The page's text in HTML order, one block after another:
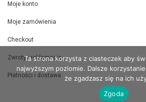
Moje konto
Moje zamówienia
Checkout
Zwroty i reklamacje
Płatności i dostawa
Ta strona korzysta z ciasteczek aby
najwyższym poziomie. Dalsze
że zgadzasz się na ich
Zgoda